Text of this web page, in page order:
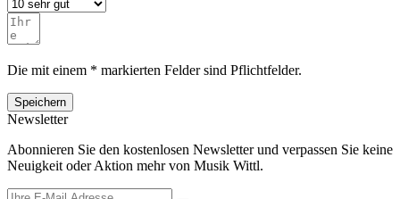
Die mit einem * markierten Felder sind Pflichtfelder.
Speichern
Newsletter
Abonnieren Sie den kostenlosen Newsletter und verpassen Sie keine
Neuigkeit oder Aktion mehr von Musik Wittl.